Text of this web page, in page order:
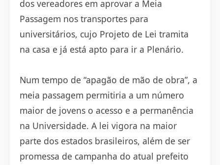
dos vereadores em aprovar a Meia
Passagem nos transportes para
universitários, cujo Projeto de Lei tramita
na casa e já está apto para ir a Plenário.
Num tempo de “apagão de mão de obra”, a
meia passagem permitiria a um número
maior de jovens o acesso e a permanência
na Universidade. A lei vigora na maior
parte dos estados brasileiros, além de ser
promessa de campanha do atual prefeito